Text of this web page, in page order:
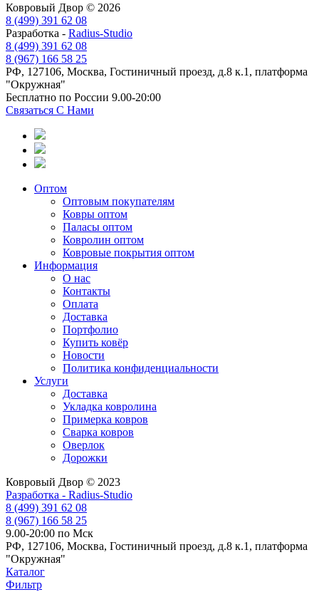
Ковровый Двор © 2026
8 (499) 391 62 08
Разработка - Radius-Studio
8 (499) 391 62 08
8 (967) 166 58 25
РФ, 127106, Москва, Гостиничный проезд, д.8 к.1, платформа
"Окружная"
Бесплатно по России 9.00-20:00
Связаться С Нами
Оптом
Оптовым покупателям
Ковры оптом
Паласы оптом
Ковролин оптом
Ковровые покрытия оптом
Информация
О нас
Контакты
Оплата
Доставка
Портфолио
Купить ковёр
Новости
Политика конфиденциальности
Услуги
Доставка
Укладка ковролина
Примерка ковров
Сварка ковров
Оверлок
Дорожки
Ковровый Двор © 2023
Разработка - Radius-Studio
8 (499) 391 62 08
8 (967) 166 58 25
9.00-20:00 по Мск
РФ, 127106, Москва, Гостиничный проезд, д.8 к.1, платформа
"Окружная"
Каталог
Фильтр